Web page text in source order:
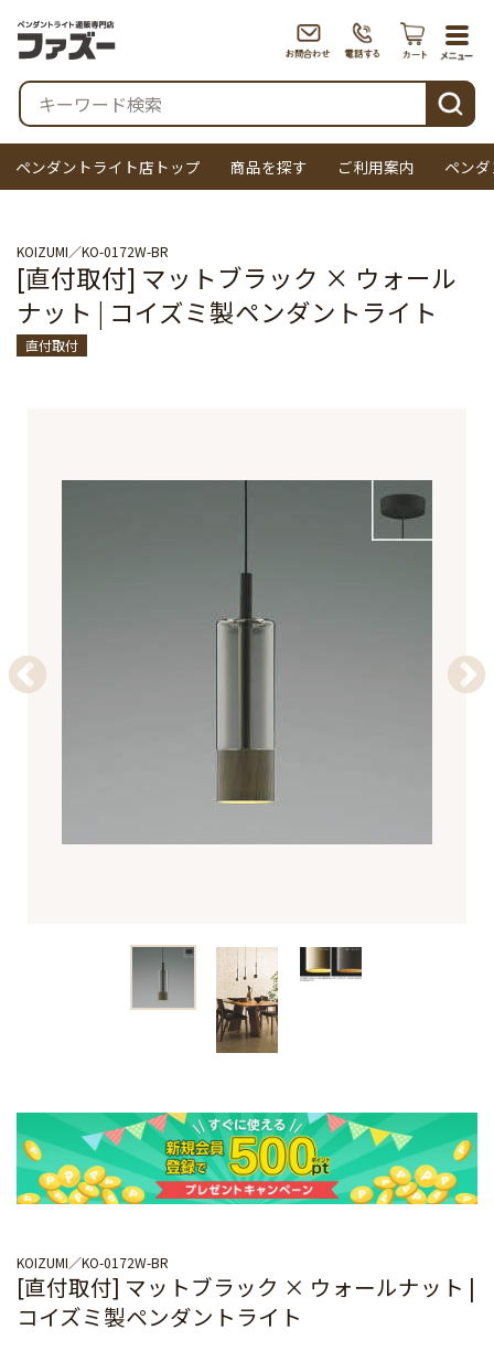
検索
ペンダントライト店トップ 商品を探す ご利用案内 ペン
KOIZUMI KO-0172W-BR
[直付取付] マットブラック × ウォール
ナット | コイズミ製ペンダントライト
直付取付
KOIZUMI KO-0172W-BR
[直付取付] マットブラック × ウォールナット |
コイズミ製ペンダントライト